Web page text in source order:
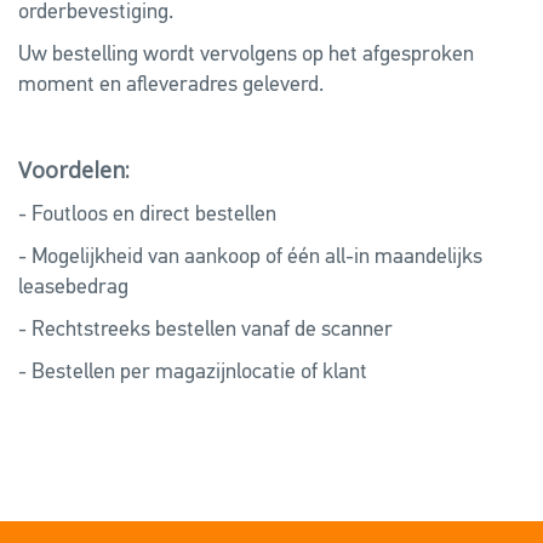
orderbevestiging.
Uw bestelling wordt vervolgens op het afgesproken
moment en afleveradres geleverd.
Voordelen:
- Foutloos en direct bestellen
- Mogelijkheid van aankoop of één all-in maandelijks
leasebedrag
- Rechtstreeks bestellen vanaf de scanner
- Bestellen per magazijnlocatie of klant